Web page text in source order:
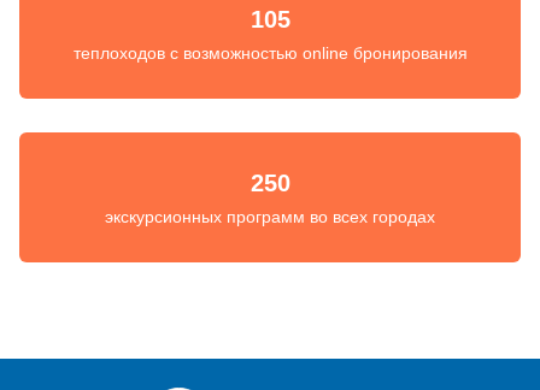
105
теплоходов с возможностью online бронирования
250
экскурсионных программ во всех городах